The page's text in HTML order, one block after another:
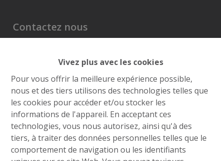
Vivez plus avec les cookies
Pour vous offrir la meilleure expérience possible,
nous et des tiers utilisons des technologies telles que
les cookies pour accéder et/ou stocker les
informations de l'appareil. En acceptant ces
technologies, vous nous autorisez, ainsi qu'à des
tiers, à traiter des données personnelles telles que le
comportement de navigation ou les identifiants
Contactez nous
4400 Flémalle
+32 4 234 21 10
info@roufosse.be
Disclaimer
Privacy Statement
Membre Federia